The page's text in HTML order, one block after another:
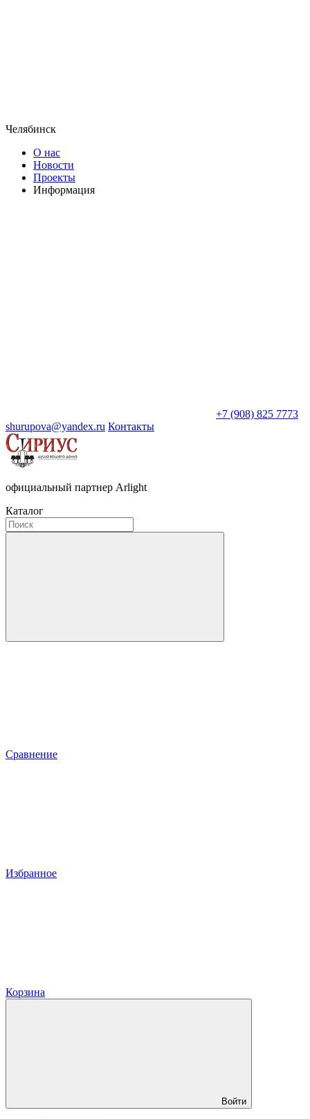
Челябинск
О нас
Новости
Проекты
Информация
+7 (908) 825 7773
shurupova@yandex.ru Контакты
официальный партнер Arlight
Каталог
Сравнение
Избранное
Корзина
Войти